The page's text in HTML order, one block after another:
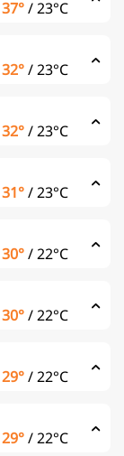
37°/23°C
32°/23°C
32°/23°C
31°/23°C
30°/22°C
30°/22°C
29°/22°C
29°/22°C